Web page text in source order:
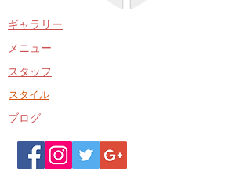
​スタイル
​ギャラリー
​スタッフ
​メニュー
​ブログ